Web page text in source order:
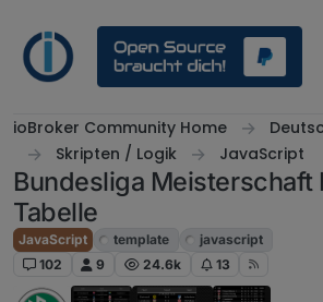
ioBroker Community Home
Skripten / Logik
JavaScript
Bundesliga Meisterschaft
Tabelle
JavaScript template
javascript
102
9 24.6k 13